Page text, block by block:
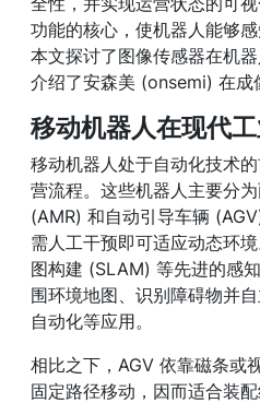
功能的核心，使机器人能够感
本文探讨了图像传感器在机
介绍了安森美 (onsemi) 在成
移动机器人在现代
移动机器人处于自动化技术
营流程。这些机器人主要分
(AMR) 和自动引导车辆
需人工干预即可适应动态环
图构建 (SLAM) 等先进的感
围环境地图、识别障碍物并
自动化等应用。
相比之下，AGV 依靠磁条或
固定路径移动，因而适合装